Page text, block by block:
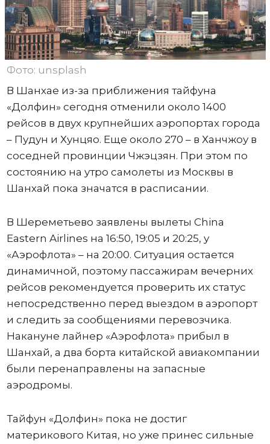
Фото: unsplash
В Шанхае из-за приближения тайфуна
«Долфин» сегодня отменили около 1400
рейсов в двух крупнейших аэропортах города
– Пудун и Хунцяо. Еще около 270 – в Ханчжоу в
соседней провинции Чжэцзян. При этом по
состоянию на утро самолеты из Москвы в
Шанхай пока значатся в расписании.
В Шереметьево заявлены вылеты China
Eastern Airlines на 16:50, 19:05 и 20:25, у
«Аэрофлота» – на 20:00. Ситуация остается
динамичной, поэтому пассажирам вечерних
рейсов рекомендуется проверить их статус
непосредственно перед выездом в аэропорт
и следить за сообщениями перевозчика.
Накануне лайнер «Аэрофлота» прибыл в
Шанхай, а два борта китайской авиакомпании
были перенаправлены на запасные
аэродромы.
Тайфун «Долфин» пока не достиг
материкового Китая, но уже принес сильные